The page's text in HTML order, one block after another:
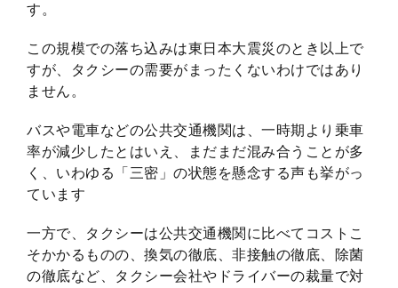
す。
この規模での落ち込みは東日本大震災のとき以上で
すが、タクシーの需要がまったくないわけではあり
ません。
バスや電車などの公共交通機関は、一時期より乗車
率が減少したとはいえ、まだまだ混み合うことが多
く、いわゆる「三密」の状態を懸念する声も挙がっ
ています
一方で、タクシーは公共交通機関に比べてコストこ
そかかるものの、換気の徹底、非接触の徹底、除菌
の徹底など、タクシー会社やドライバーの裁量で対